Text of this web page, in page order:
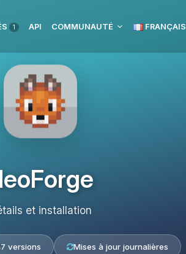
1 API COMMUNAUTÉ FRANÇAIS
et installation
versions Mises à jour journalières